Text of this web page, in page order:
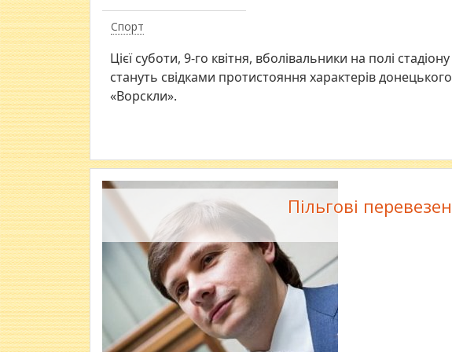
Спорт
Цієї суботи, 9-го квітня, вболівальники на полі
стануть свідками протистояння характерів
«Ворскли».
Пільгові